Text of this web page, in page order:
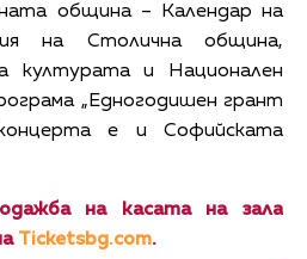
община – Календар на
на Столична община,
културата и Национален
„Едногодишен грант
е и Софийската
на касата на зала
Ticketsbg.com.